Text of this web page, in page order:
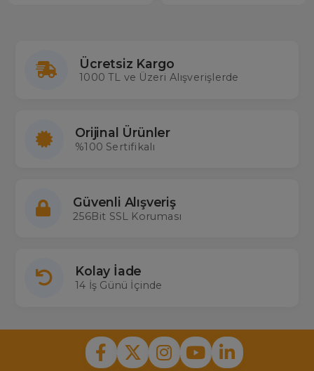
Ücretsiz Kargo
1000 TL ve Üzeri Alışverişlerde
Orijinal Ürünler
%100 Sertifikalı
Güvenli Alışveriş
256Bit SSL Koruması
Kolay İade
14 İş Günü İçinde